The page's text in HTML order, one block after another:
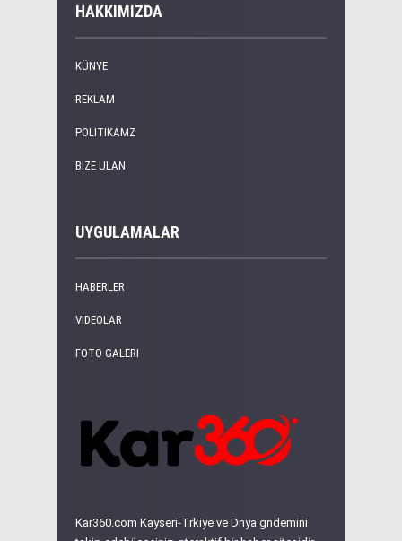
HAKKIMIZDA
KÜNYE
REKLAM
POLITIKAMZ
BIZE ULAN
UYGULAMALAR
HABERLER
VIDEOLAR
FOTO GALERI
Kar360.com Kayseri-Trkiye ve Dnya gndemini